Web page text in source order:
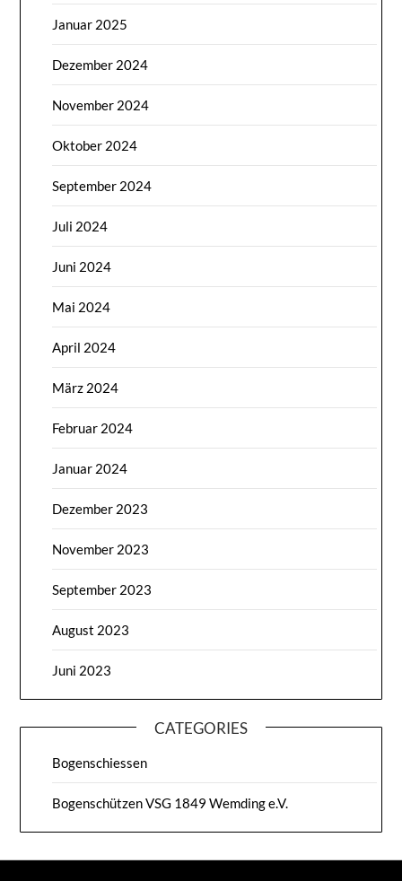
Januar 2025
Dezember 2024
November 2024
Oktober 2024
September 2024
Juli 2024
Juni 2024
Mai 2024
April 2024
März 2024
Februar 2024
Januar 2024
Dezember 2023
November 2023
September 2023
August 2023
Juni 2023
CATEGORIES
Bogenschiessen
Bogenschützen VSG 1849 Wemding e.V.